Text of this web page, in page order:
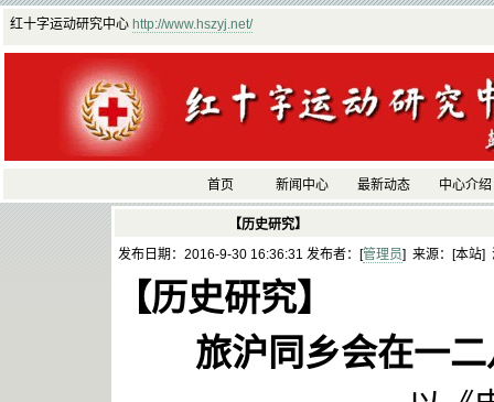
红十字运动研究中心 http://www.hszyj.net/
首页 新闻中心 最新动态 中心介绍
【历史研究】
发布日期：2016-9-30 16:36:31 发布者：[管理员] 来源：[本站]
【历史研究】
旅沪同乡会在一